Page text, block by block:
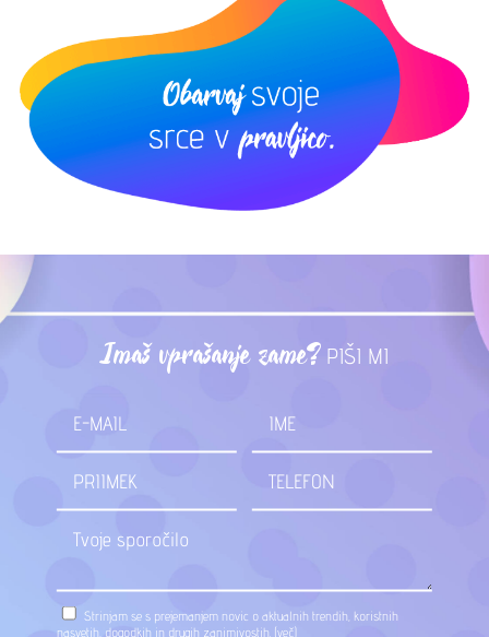
Imaš vprašanje zame? PIŠI MI
Strinjam se s prejemanjem novic o aktualnih trendih, koristnih
nasvetih, dogodkih in drugih zanimivostih. (več)